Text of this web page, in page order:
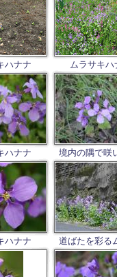
ハナナ ムラサキハ
ハナナ 境内の隅で咲
ハナナ 道ばたを彩る